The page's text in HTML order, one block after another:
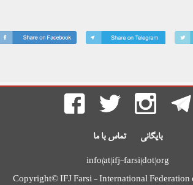
بایگانی تماس با ما
info(at)ifj-farsi(dot)org
Copyright© IFJ Farsi - International Federation